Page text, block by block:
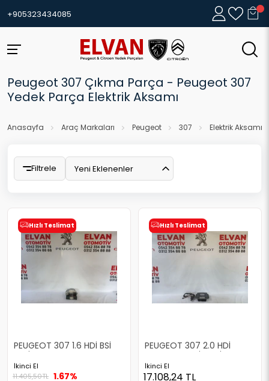
+905323434085
Peugeot 307 Çıkma Parça - Peugeot 307
Yedek Parça Elektrik Aksamı
Anasayfa Araç Markaları Peugeot 307 Elektrik Aksamı
Filtrele Yeni Eklenenler
Hızlı Teslimat
PEUGEOT 307 1.6 HDİ BSİ
BEYİN TAKIMI
İkinci El
11.405,50TL 1.67%
Hızlı Teslimat
PEUGEOT 307 2.0 HDİ
MOTOR BEYNİ VE ŞİFRE
İkinci El
17.108,24 TL